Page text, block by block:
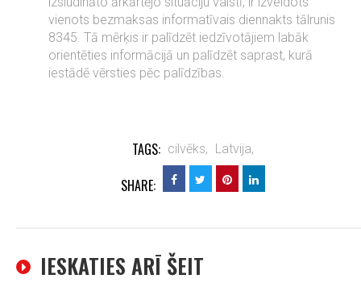
vienots bezmaksas informatīvais diennakts tālrunis
8345. Tā mērķis ir palīdzēt iedzīvotājiem labāk
orientēties informācijā un palīdzēt saprast, kurā
iestādē vērsties pēc palīdzības.
TAGS: cilvēks, Latvija,
SHARE:
IESKATIES ARĪ ŠEIT